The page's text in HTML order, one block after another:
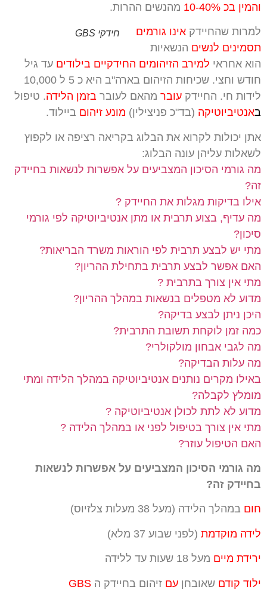
והמין בכ 10-40%
מהנשים ההרות.
חידקי GBS למרות שהחיידק אינו גורמים
תסמינים לנשים הנשאיות
הוא אחראי למירב הזיהומים החידקיים בילודים עד גיל
חודש וחצי. שכיחות הזיהום בארה"ב היא כ 5 ל 10,000
לידות חי. החיידק עובר מהאם לעובר בזמן הלידה. טיפול
באנטיביוטיקה (בד"כ פניצילין) מונע זיהום ביילוד.
אתן יכולות לקרוא את הבלוג בקריאה רציפה או לקפוץ
לשאלות עליהן עונה הבלוג:
מה גורמי הסיכון המצביעים על אפשרות לנשאות בחיידק
זה?
אילו בדיקות מגלות את החיידק ?
מה עדיף, בצוע תרבית או מתן אנטיביוטיקה לפי גורמי
סיכון?
מתי יש לבצע תרבית לפי הוראות משרד הבריאות?
האם אפשר לבצע תרבית בתחילת ההריון?
מתי אין צורך בתרבית ?
מדוע לא מטפלים בנשאות במהלך ההריון?
היכן ניתן לבצע בדיקה?
כמה זמן לוקחת תשובת התרבית?
מה לגבי אבחון מולקולרי?
מה עלות הבדיקה?
באילו מקרים נותנים אנטיביוטיקה במהלך הלידה ומתי
מומלץ לקבלה?
מדוע לא לתת לכולן אנטיביוטיקה ?
מתי אין צורך בטיפול לפני או במהלך הלידה ?
האם הטיפול עוזר?
מה גורמי הסיכון המצביעים על אפשרות לנשאות
בחיידק זה?
חום במהלך הלידה (מעל 38 מעלות צלזיוס)
לידה מוקדמת (לפני שבוע 37 מלא)
ירידת מיים מעל 18 שעות עד ללידה
ילוד קודם שאובחן עם זיהום בחיידק ה GBS